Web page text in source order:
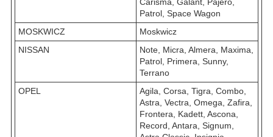
Carisma, Galant, Pajero,
Patrol, Space Wagon
MOSKWICZ
Moskwicz
NISSAN
Note, Micra, Almera, Maxima,
Patrol, Primera, Sunny,
Terrano
OPEL
Agila, Corsa, Tigra, Combo,
Astra, Vectra, Omega, Zafira,
Frontera, Kadett, Ascona,
Record, Antara, Signum,